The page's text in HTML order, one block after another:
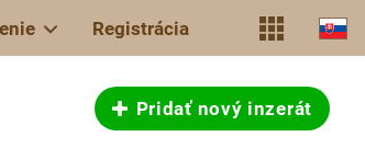
Registrácia
Pridať nový inzerát